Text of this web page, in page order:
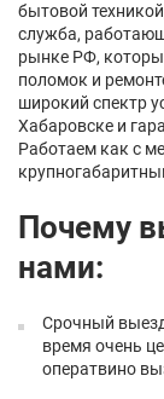
бытовой
служба,
рынке РФ,
поломок и
широкий спектр
Хабаровске и
Работаем как с
Почему
нами:
Срочный
время очень
оператвино